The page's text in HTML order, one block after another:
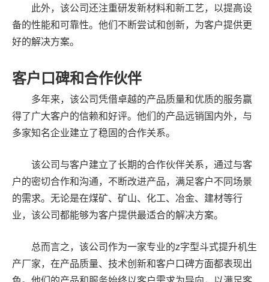
此外，该公司还注重研发新材料和新工艺，以提高设
备的性能和可靠性。他们不断尝试和创新，为客户提供更
好的解决方案。
客户口碑和合作伙伴
多年来，该公司凭借卓越的产品质量和优质的服务赢
得了广大客户的信赖和好评。他们的产品远销国内外，与
多家知名企业建立了稳固的合作关系。
该公司与客户建立了长期的合作伙伴关系，通过与客
户的密切合作和沟通，不断改进产品，满足客户不同场景
的需求。无论是在煤矿、矿山、化工、冶金、建材等行
业，该公司都能够为客户提供最适合的解决方案。
总而言之，该公司作为一家专业的z字型斗式提升机生
产厂家，在产品质量、技术创新和客户口碑方面都表现出